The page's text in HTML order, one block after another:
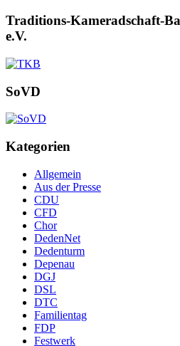
Traditions-Kameradschaft-
e.V.
SoVD
Kategorien
Allgemein
Aus der Presse
CDU
CFD
Chor
DedenNet
Dedenturm
Depenau
DGJ
DSL
DTC
Familientag
FDP
Festwerk